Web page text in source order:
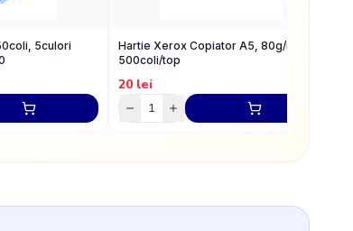
5culori
Hartie Xerox Copiator A5, 80g/m2,
500coli/top
20 lei